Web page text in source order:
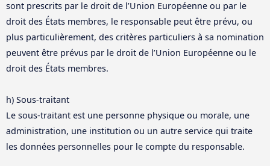
sont prescrits par le droit de l’Union Européenne ou par le
droit des États membres, le responsable peut être prévu, ou
plus particulièrement, des critères particuliers à sa nomination
peuvent être prévus par le droit de l’Union Européenne ou le
droit des États membres.
h) Sous-traitant
Le sous-traitant est une personne physique ou morale, une
administration, une institution ou un autre service qui traite
les données personnelles pour le compte du responsable.